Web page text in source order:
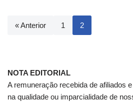
« Anterior 1 2
NOTA EDITORIAL
A remuneração recebida de afiliados
na qualidade ou imparcialidade de